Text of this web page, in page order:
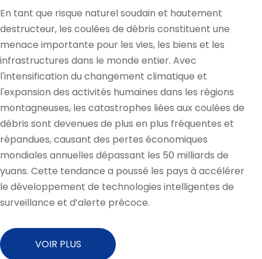
En tant que risque naturel soudain et hautement
destructeur, les coulées de débris constituent une
menace importante pour les vies, les biens et les
infrastructures dans le monde entier. Avec
l'intensification du changement climatique et
l'expansion des activités humaines dans les régions
montagneuses, les catastrophes liées aux coulées de
débris sont devenues de plus en plus fréquentes et
répandues, causant des pertes économiques
mondiales annuelles dépassant les 50 milliards de
yuans. Cette tendance a poussé les pays à accélérer
le développement de technologies intelligentes de
surveillance et d’alerte précoce.
VOIR PLUS